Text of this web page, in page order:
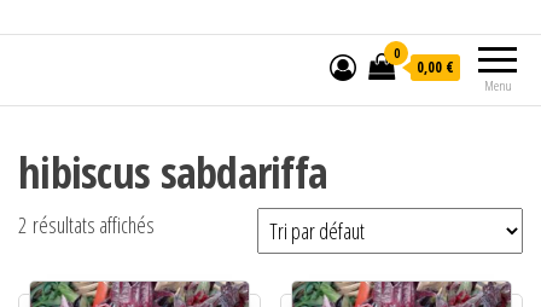
Menu
0
0,00 €
hibiscus sabdariffa
2 résultats affichés